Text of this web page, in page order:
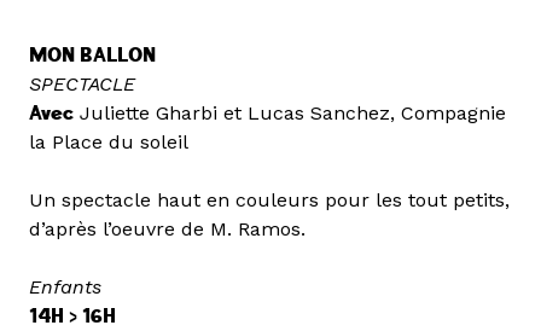
MON BALLON
SPECTACLE
Avec Juliette Gharbi et Lucas Sanchez, Compagnie
la Place du soleil
Un spectacle haut en couleurs pour les tout petits,
d’après l’oeuvre de M. Ramos.
Enfants
14H > 16H